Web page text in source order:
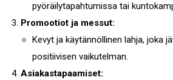
pyöräilytapahtumissa tai
Promootiot ja messut:
Kevyt ja käytännöllinen lahja, joka
positiivisen vaikutelman.
Asiakastapaamiset: